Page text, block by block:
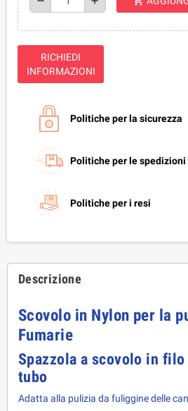
RICHIEDI
INFORMAZIONI
Politiche per la sicurezza
Politiche per le spedizioni
Politiche per i resi
Descrizione
Scovolo in Nylon per la
Fumarie
Spazzola a scovolo in
tubo
Adatta alla pulizia da fuliggine delle